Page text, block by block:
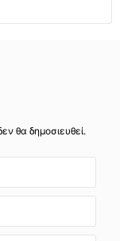
θα δημοσιευθεί.